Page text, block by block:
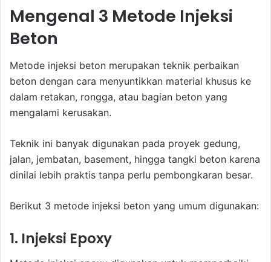
Mengenal 3 Metode Injeksi
Beton
Metode injeksi beton merupakan teknik perbaikan
beton dengan cara menyuntikkan material khusus ke
dalam retakan, rongga, atau bagian beton yang
mengalami kerusakan.
Teknik ini banyak digunakan pada proyek gedung,
jalan, jembatan, basement, hingga tangki beton karena
dinilai lebih praktis tanpa perlu pembongkaran besar.
Berikut 3 metode injeksi beton yang umum digunakan:
1. Injeksi Epoxy